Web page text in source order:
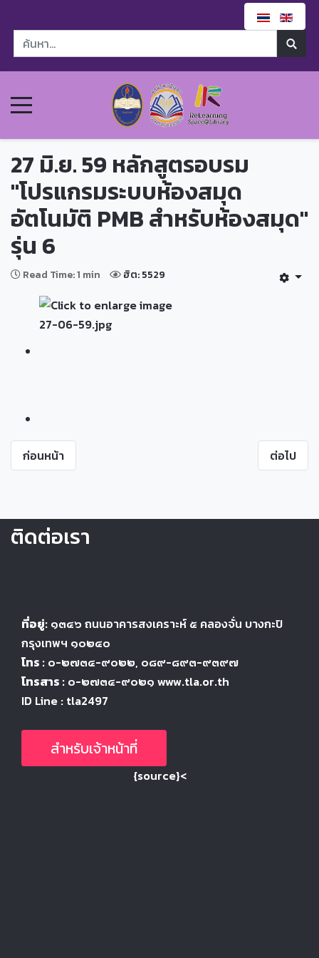
27 มิ.ย. 59 หลักสูตรอบรม
"โปรแกรมระบบห้องสมุด
อัตโนมัติ PMB สำหรับห้องสมุด"
รุ่น 6
Read Time: 1 min ฮิต: 5529
ก่อนหน้า ต่อไป
ติดต่อเรา
ที่อยู่: ๑๓๔๖ ถนนอาคารสงเคราะห์ ๕ คลองจั่น บางกะปิ
กรุงเทพฯ ๑๐๒๔๐
โทร : ๐-๒๗๓๔-๙๐๒๒, ๐๘๙-๘๙๓-๙๓๙๗
โทรสาร : ๐-๒๗๓๔-๙๐๒๑ www.tla.or.th
ID Line : tla2497
สำหรับเจ้าหน้าที่
{source}<